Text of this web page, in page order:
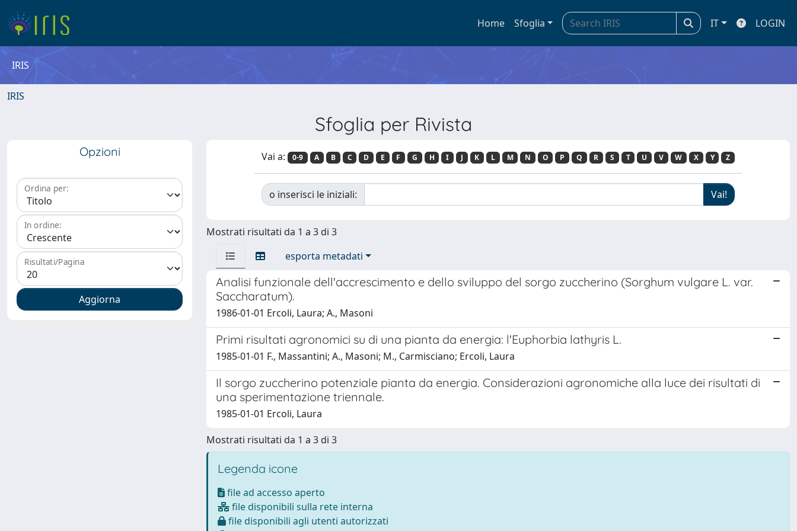
Home Sfoglia IT LOGIN
IRIS
IRIS
Sfoglia per Rivista
Opzioni
Ordina per:
In ordine:
Risultati/Pagina
Vai a: 0-9 A B C D E F G H I J K L M N O P Q R S T U V W X Y Z
o inserisci le iniziali:
Mostrati risultati da 1 a 3 di 3
esporta metadati
Analisi funzionale dell'accrescimento e dello sviluppo del sorgo zuccherino (Sorghum vulgare L. var.
Saccharatum).
1986-01-01 Ercoli, Laura; A., Masoni
Primi risultati agronomici su di una pianta da energia: l'Euphorbia lathyris L.
1985-01-01 F., Massantini; A., Masoni; M., Carmisciano; Ercoli, Laura
Il sorgo zuccherino potenziale pianta da energia. Considerazioni agronomiche alla luce dei risultati di
una sperimentazione triennale.
1985-01-01 Ercoli, Laura
Mostrati risultati da 1 a 3 di 3
Legenda icone
file ad accesso aperto
file disponibili sulla rete interna
file disponibili agli utenti autorizzati